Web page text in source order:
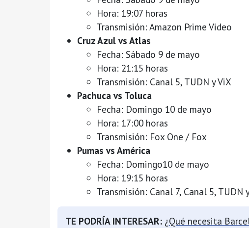
Hora: 19:07 horas
Transmisión: Amazon Prime Video
Cruz Azul vs Atlas
Fecha: Sábado 9 de mayo
Hora: 21:15 horas
Transmisión: Canal 5, TUDN y ViX
Pachuca vs Toluca
Fecha: Domingo 10 de mayo
Hora: 17:00 horas
Transmisión: Fox One / Fox
Pumas vs América
Fecha: Domingo10 de mayo
Hora: 19:15 horas
Transmisión: Canal 7, Canal 5, TUDN
TE PODRÍA INTERESAR: ¿Qué necesita